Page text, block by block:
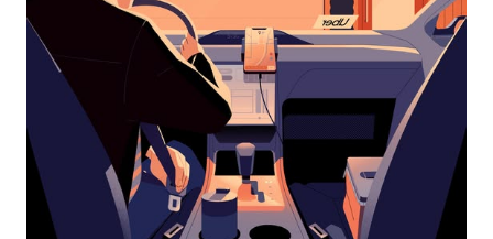
并
期。
按
退